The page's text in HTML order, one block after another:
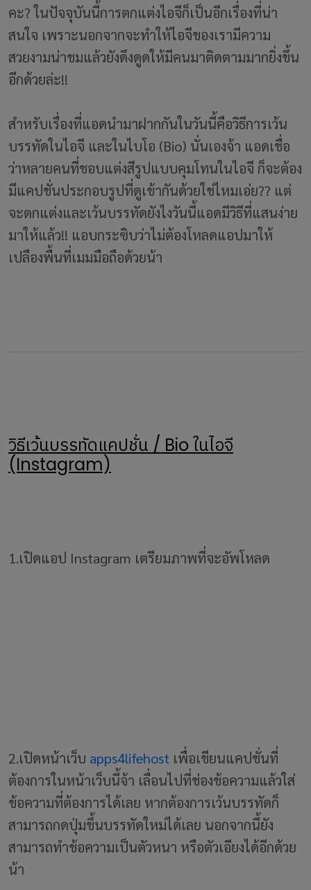
คะ? ในปัจจุบันนี้การตกแต่งไอจีก็เป็นอีกเรื่องที่น่า
สนใจ เพราะนอกจากจะทำให้ไอจีของเรามีความ
สวยงามน่าชมแล้วยังดึงดูดให้มีคนมาติดตามมากยิ่งขึ้น
อีกด้วยล่ะ!!
สำหรับเรื่องที่แอดนำมาฝากกันในวันนี้คือวิธีการเว้น
บรรทัดในไอจี และในไบโอ (Bio) นั่นเองจ้า แอดเชื่อ
ว่าหลายคนที่ชอบแต่งสีรูปแบบคุมโทนในไอจี ก็จะต้อง
มีแคปชั่นประกอบรูปที่ดูเข้ากันด้วยใช่ไหมเอ่ย?? แต่
จะตกแต่งและเว้นบรรทัดยังไงวันนี้แอดมีวิธีที่แสนง่าย
มาให้แล้ว!! แอบกระซิบว่าไม่ต้องโหลดแอปมาให้
เปลืองพื้นที่เมมมือถือด้วยน้า
วิธีเว้นบรรทัดแคปชั่น / Bio ในไอจี
(Instagram)
1.เปิดแอป Instagram เตรียมภาพที่จะอัพโหลด
2.เปิดหน้าเว็บ apps4lifehost เพื่อเขียนแคปชั่นที่
ต้องการในหน้าเว็บนี้จ้า เลื่อนไปที่ช่องข้อความแล้วใส่
ข้อความที่ต้องการได้เลย หากต้องการเว้นบรรทัดก็
สามารถกดปุ่มขึ้นบรรทัดใหม่ได้เลย นอกจากนี้ยัง
สามารถทำข้อความเป็นตัวหนา หรือตัวเอียงได้อีกด้วย
น้า